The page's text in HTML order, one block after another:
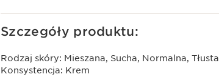
Szczegóły produktu:
Rodzaj skóry: Mieszana, Sucha, Normalna, Tłusta
Konsystencja: Krem